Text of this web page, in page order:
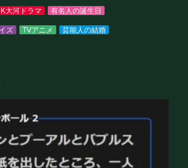
大河ドラマ 有名人の誕生日
ズ TVアニメ 芸能人の結婚